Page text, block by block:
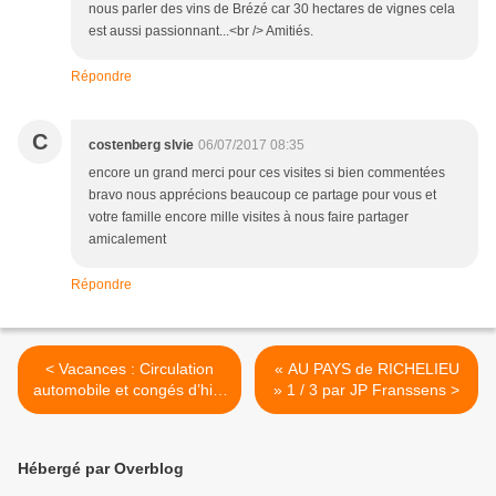
nous parler des vins de Brézé car 30 hectares de vignes cela
est aussi passionnant...<br /> Amitiés.
Répondre
C costenberg slvie 06/07/2017 08:35
encore un grand merci pour ces visites si bien commentées
bravo nous apprécions beaucoup ce partage pour vous et
votre famille encore mille visites à nous faire partager
amicalement
Répondre
< Vacances : Circulation
automobile et congés d’hier
!
« AU PAYS de RICHELIEU
» 1 / 3 par JP Franssens >
Hébergé par Overblog